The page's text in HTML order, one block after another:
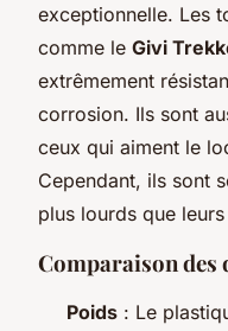
exceptionnelle. Les
comme le Givi
extrêmement
corrosion. Ils sont
ceux qui aiment le
Cependant, ils sont
plus lourds que
Comparaison des
Poids : Le